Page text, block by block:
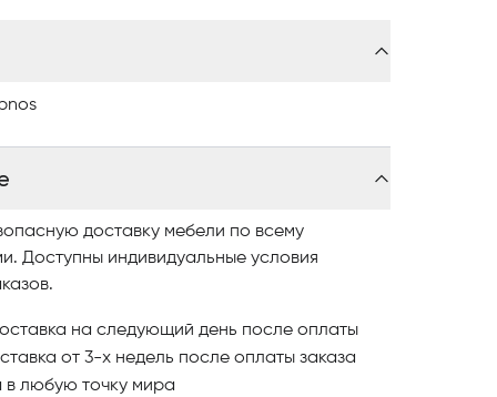
доставку мебели по всему
Доступны индивидуальные условия
на следующий день после оплаты
от 3-х недель после оплаты заказа
в любую точку мира